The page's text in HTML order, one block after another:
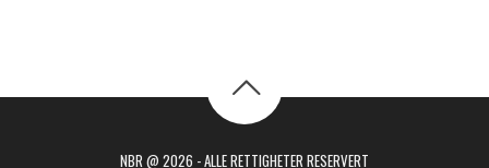
NBR @ 2026 - ALLE RETTIGHETER RESERVERT